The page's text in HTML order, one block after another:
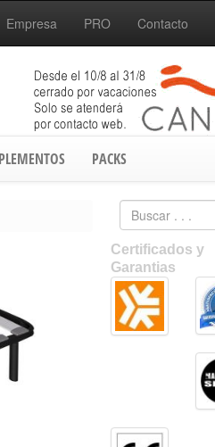
Empresa PRO Contacto
PACKS
Certificados y
Garantias